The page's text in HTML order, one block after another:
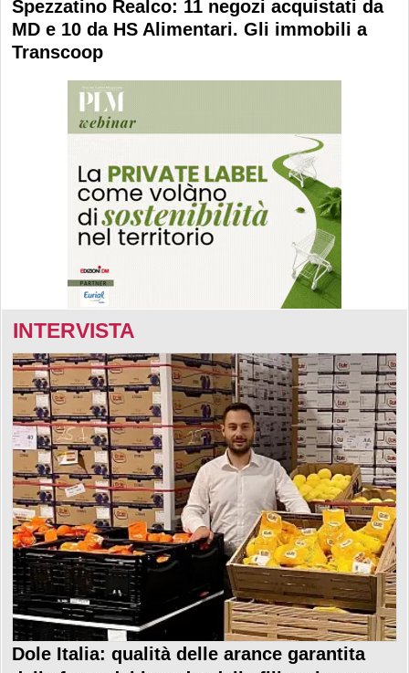
Spezzatino Realco: 11 negozi acquistati da
MD e 10 da HS Alimentari. Gli immobili a
Transcoop
INTERVISTA
Dole Italia: qualità delle arance garantita